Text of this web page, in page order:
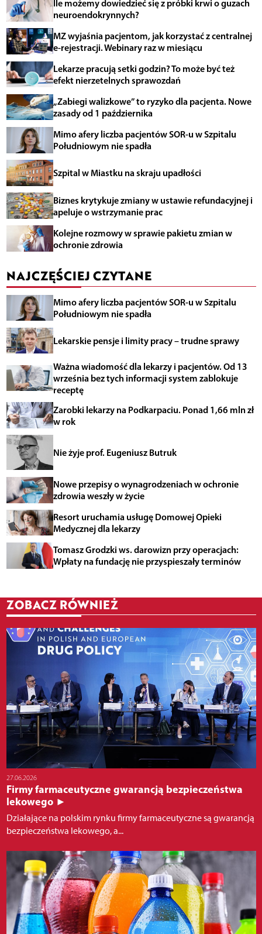
Ile możemy dowiedzieć się z próbki krwi o guzach
neuroendokrynnych?
MZ wyjaśnia pacjentom, jak korzystać z centralnej
e-rejestracji. Webinary raz w miesiącu
Lekarze pracują setki godzin? To może być też
efekt nierzetelnych sprawozdań
„Zabiegi walizkowe” to ryzyko dla pacjenta. Nowe
zasady od 1 października
Mimo afery liczba pacjentów SOR-u w Szpitalu
Południowym nie spadła
Szpital w Miastku na skraju upadłości
Biznes krytykuje zmiany w ustawie refundacyjnej i
apeluje o wstrzymanie prac
Kolejne rozmowy w sprawie pakietu zmian w
ochronie zdrowia
NAJCZĘŚCIEJ CZYTANE
Mimo afery liczba pacjentów SOR-u w Szpitalu
Południowym nie spadła
Lekarskie pensje i limity pracy – trudne sprawy
Ważna wiadomość dla lekarzy i pacjentów. Od 13
września bez tych informacji system zablokuje
receptę
Zarobki lekarzy na Podkarpaciu. Ponad 1,66 mln zł
w rok
Nie żyje prof. Eugeniusz Butruk
Nowe przepisy o wynagrodzeniach w ochronie
zdrowia weszły w życie
Resort uruchamia usługę Domowej Opieki
Medycznej dla lekarzy
Tomasz Grodzki ws. darowizn przy operacjach:
Wpłaty na fundację nie przyspieszały terminów
ZOBACZ RÓWNIEŻ
27.06.2026
Firmy farmaceutyczne gwarancją bezpieczeństwa
lekowego ►
Działające na polskim rynku firmy farmaceutyczne są gwarancją
bezpieczeństwa lekowego, a...